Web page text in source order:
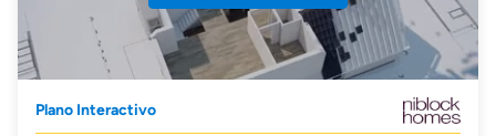
Plano Interactivo